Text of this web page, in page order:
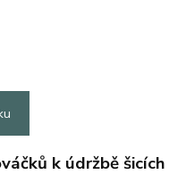
k údržbě šicích